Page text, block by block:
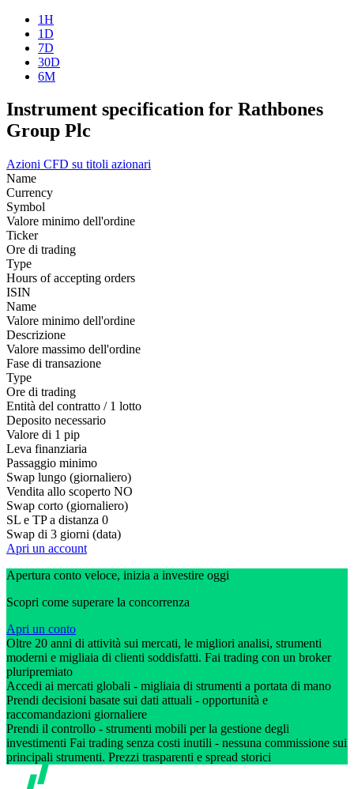
1H
1D
7D
30D
6M
Instrument specification for Rathbones
Group Plc
Azioni CFD su titoli azionari
Name
Currency
Symbol
Valore minimo dell'ordine
Ticker
Ore di trading
Type
Hours of accepting orders
ISIN
Name
Valore minimo dell'ordine
Descrizione
Valore massimo dell'ordine
Fase di transazione
Type
Ore di trading
Entità del contratto / 1 lotto
Deposito necessario
Valore di 1 pip
Leva finanziaria
Passaggio minimo
Swap lungo (giornaliero)
Vendita allo scoperto NO
Swap corto (giornaliero)
SL e TP a distanza 0
Swap di 3 giorni (data)
Apri un account
Apertura conto veloce, inizia a investire oggi
Scopri come superare la concorrenza
Apri un conto
Oltre 20 anni di attività sui mercati, le migliori analisi, strumenti
moderni e migliaia di clienti soddisfatti. Fai trading con un broker
pluripremiato
Accedi ai mercati globali - migliaia di strumenti a portata di mano
Prendi decisioni basate sui dati attuali - opportunità e
raccomandazioni giornaliere
Prendi il controllo - strumenti mobili per la gestione degli
investimenti Fai trading senza costi inutili - nessuna commissione sui
principali strumenti. Prezzi trasparenti e spread storici